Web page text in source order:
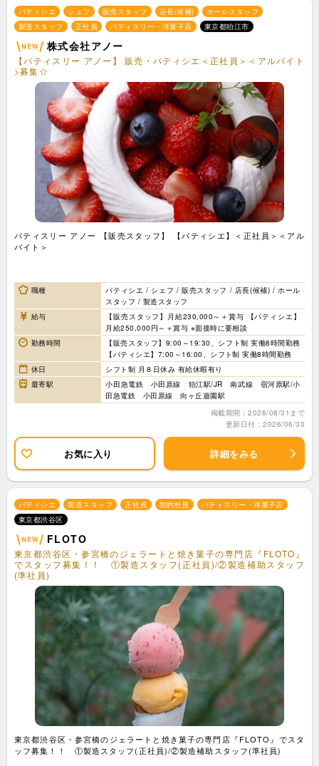
パティシエ シェフ 販売スタッフ 店長(候補)
ホールスタッフ
製造スタッフ
正社員 パティスリー・洋菓子店 東京都狛江市
株式会社アノー
【パティスリー アノー】 販売・パティシエ＜正社員＞＜アルバイト
>募集☆
パティスリー アノー 【販売スタッフ】 【パティシエ】＜正社員＞＜アル
バイト＞
職種
パティシエ / シェフ / 販売スタッフ / 店長(候補) / ホール
スタッフ / 製造スタッフ
給与
【販売スタッフ】月給230,000～＋賞与 【パティシエ】
月給250,000円～＋賞与 ※面接時に要相談
勤務時間
【販売スタッフ】9:00～19:30、シフト制 実働8時間勤務
【パティシエ】7:00～16:00、シフト制 実働8時間勤務
休日
シフト制 月８日休み 有給休暇有り
最寄駅
小田急電鉄 小田原線 狛江駅/JR 南武線 宿河原駅/小
田急電鉄 小田原線 向ヶ丘遊園駅
掲載期間：2026/08/31まで
更新日付：2026/06/30
お気に入り 詳細をみる
パティシエ 製造スタッフ 正社員 契約社員
パティスリー・洋菓子店
東京都渋谷区
FLOTO
東京都渋谷区・参宮橋のジェラートと焼き菓子の専門店『FLOTO』
でスタッフ募集！！ ①製造スタッフ(正社員)/②製造補助スタッフ
(準社員)
東京都渋谷区・参宮橋のジェラートと焼き菓子の専門店『FLOTO』でスタ
ッフ募集！！ ①製造スタッフ(正社員)/②製造補助スタッフ(準社員)